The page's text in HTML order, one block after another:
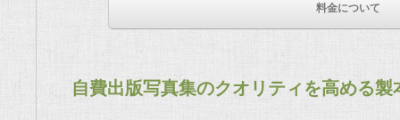
料金について
自費出版写真集のクオリティを高める製